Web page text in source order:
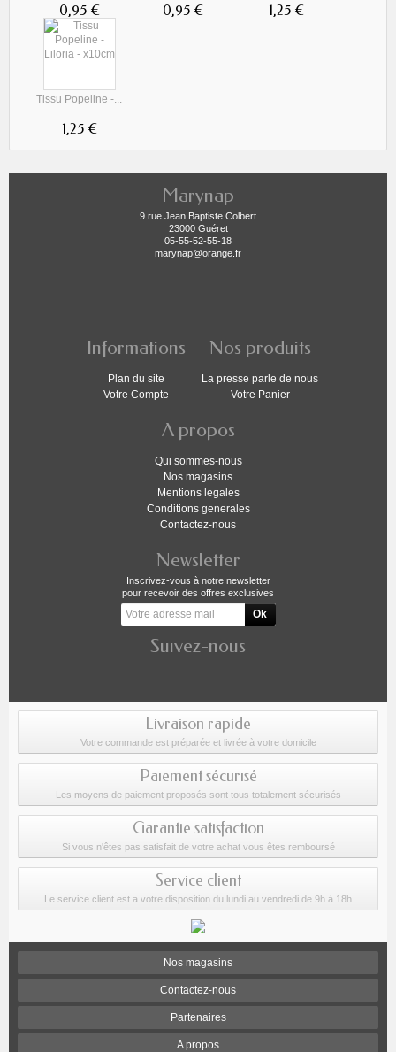
0,95 € 0,95 € 1,25 €
Tissu Popeline -...
1,25 €
Marynap
9 rue Jean Baptiste Colbert
23000 Guéret
05-55-52-55-18
marynap@orange.fr
Informations
Plan du site
Votre Compte
Nos produits
La presse parle de nous
Votre Panier
A propos
Qui sommes-nous
Nos magasins
Mentions legales
Conditions generales
Contactez-nous
Newsletter
Inscrivez-vous à notre newsletter
pour recevoir des offres exclusives
Suivez-nous
Livraison rapide
Votre commande est préparée et livrée à votre domicile
Paiement sécurisé
Les moyens de paiement proposés sont tous totalement sécurisés
Garantie satisfaction
Si vous n'êtes pas satisfait de votre achat vous êtes remboursé
Service client
Le service client est a votre disposition du lundi au vendredi de 9h à 18h
Nos magasins
Contactez-nous
Partenaires
A propos